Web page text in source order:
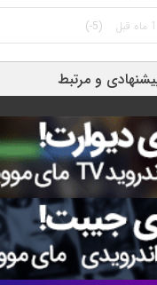
1 ماه قبل (-5)
و مرتبط